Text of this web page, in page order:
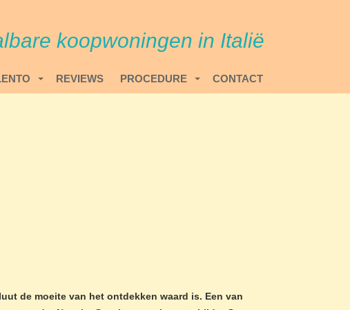
koopwoningen in Italië
REVIEWS PROCEDURE CONTACT
de moeite van het ontdekken waard is. Een van